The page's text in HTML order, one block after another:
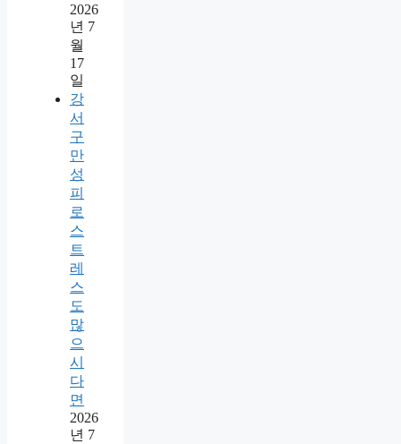
2026
년 7
월
17
일
강
서
구
만
성
피
로
스
트
레
스
도
많
으
시
다
면
2026
년 7